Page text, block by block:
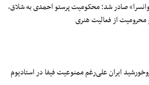
صادر شد؛ محکومیت پرستو احمدی به شلاق،
از فعالیت هنری
پرچم شیروخورشید ایران علی‌رغم ممنوعیت فیفا در استادیوم